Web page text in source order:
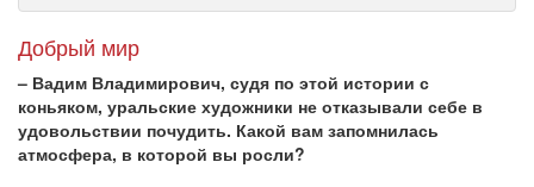
Добрый мир
– Вадим Владимирович, судя по этой истории с
коньяком, уральские художники не отказывали себе в
удовольствии почудить. Какой вам запомнилась
атмосфера, в которой вы росли?